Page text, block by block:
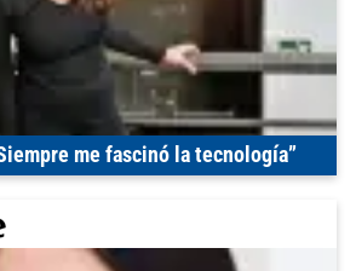
me fascinó la tecnología”